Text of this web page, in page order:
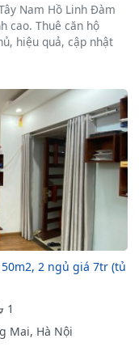
Nam Hồ Linh Đàm
Thuê căn hộ
hiệu quả, cập nhật
2 ngủ giá 7tr (tủ
1
Mai, Hà Nội